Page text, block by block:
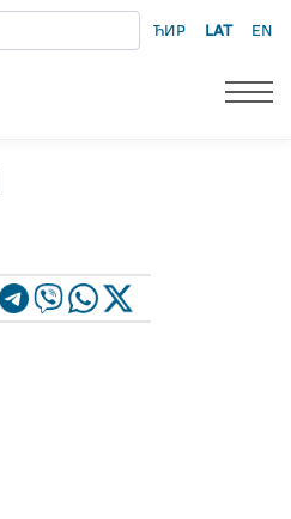
ЋИР LAT EN